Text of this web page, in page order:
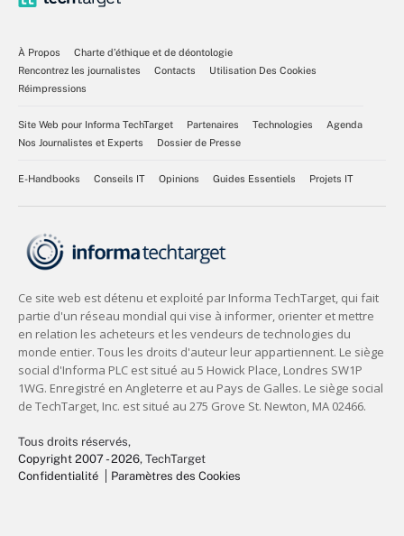
À Propos
Charte d’éthique et de déontologie
Rencontrez les journalistes
Contacts
Utilisation Des Cookies
Réimpressions
Site Web pour Informa TechTarget Partenaires Technologies
Agenda
Nos Journalistes et Experts
Dossier de Presse
E-Handbooks Conseils IT Opinions Guides Essentiels Projets IT
Tous droits réservés,
Copyright 2007 - 2026, TechTarget
Confidentialité
Paramètres des Cookies